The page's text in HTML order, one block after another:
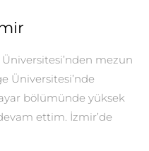
mezun
Üniversitesi’nde
bölümünde yüksek
ettim. İzmir’de